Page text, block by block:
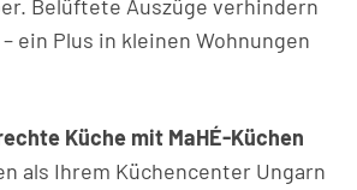
Belüftete Auszüge verhindern
ein Plus in kleinen Wohnungen
Küche mit MaHÉ-Küchen
als Ihrem Küchencenter Ungarn